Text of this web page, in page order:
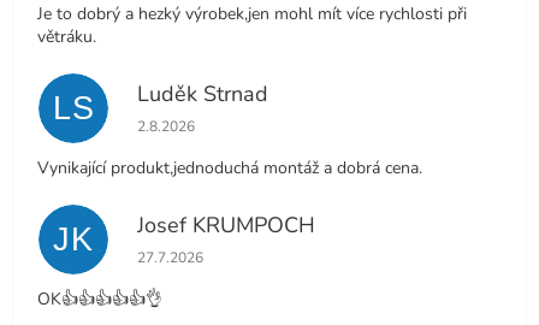
Je to dobrý a hezký výrobek,jen mohl mít více rychlosti při
větráku.
LS Luděk Strnad
Hodnocení obchodu je 5 z 5 hvězdiček.
2.8.2026
Vynikající produkt,jednoduchá montáž a dobrá cena.
JK Josef KRUMPOCH
Hodnocení obchodu je 5 z 5 hvězdiček.
27.7.2026
OK👍👍👍👍👍👌